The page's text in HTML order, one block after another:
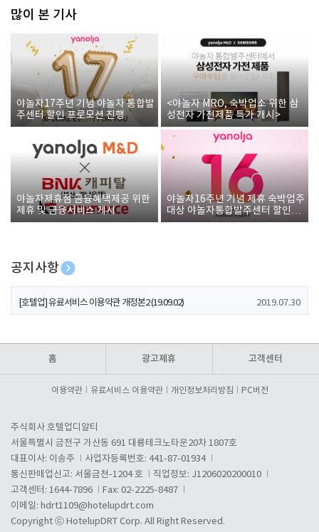
많이 본 기사
야놀자17주년 기념 야놀자 통합발
주센터 할인 프로모션 진행
<야놀자 MRO, 숙박업소 위한 삼
성전자 가전제품 특가 개시>
야놀자제휴점 금융혜택제공 위한
제휴 및 금융서비스 게시
야놀자16주년 기념 제휴 숙박업주
대상 야놀자통합발주센터 할인쿠
폰 증정
공지사항
[호텔업] 개인정보 처리방침 개정본1 (19.09.02)
[호텔업] 유료서비스 이용약관 개정본2 (19.09.02) 2019.07.30
홈 광고제휴 고객센터
이용약관 유료서비스 이용약관 개인정보처리방침 PC버전
주식회사 호텔업디알티
서울특별시 금천구 가산동 691 대륭테크노타운20차 1807호
대표이사: 이송주
사업자등록번호: 441-87-01934
통신판매업신고: 서울금천-1204 호
직업정보: J1206020200010
고객센터: 1644-7896
Fax: 02-2225-8487
이메일: hdrt1109@hotelupdrt.com
Copyright ⓒ HotelupDRT Corp. All Right Reserved.